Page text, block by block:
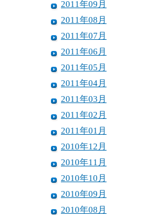
2011年09月
2011年08月
2011年07月
2011年06月
2011年05月
2011年04月
2011年03月
2011年02月
2011年01月
2010年12月
2010年11月
2010年10月
2010年09月
2010年08月